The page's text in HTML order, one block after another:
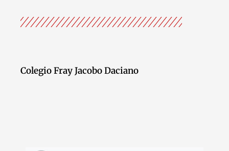
Colegio Fray Jacobo Daciano